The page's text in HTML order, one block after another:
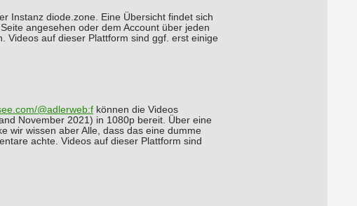
Instanz diode.zone. Eine Übersicht findet sich
angesehen oder dem Account über jeden
Videos auf dieser Plattform sind ggf. erst einige
@adlerweb:fkönnen die Videos
November 2021) in 1080p bereit. Über eine
wir wissen aber Alle, dass das eine dumme
achte. Videos auf dieser Plattform sind